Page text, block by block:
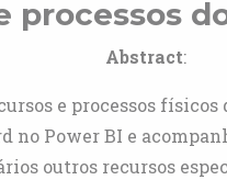
processos
Abstract:
e processos
no Power BI e
outros recursos